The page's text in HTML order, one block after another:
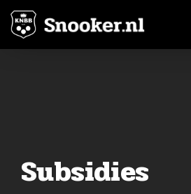
Subsidies